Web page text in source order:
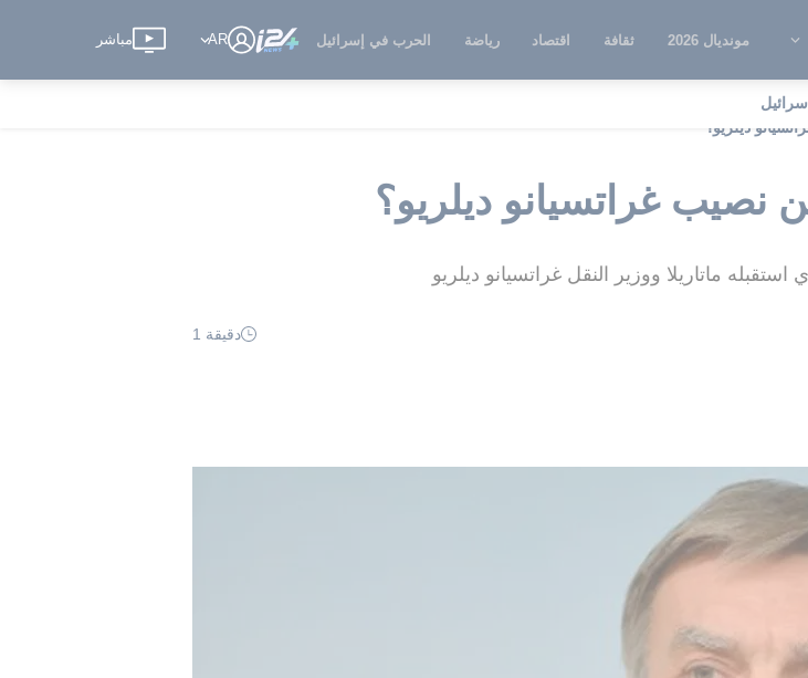
مونديال 2026 ثقافة اقتصاد رياضة الحرب في إسرائيل AR مباشر
ديلريو؟
نصيب غراتسيانو ديلريو؟
ماتاريلا ووزير النقل غراتسيانو ديلريو
دقيقة 1